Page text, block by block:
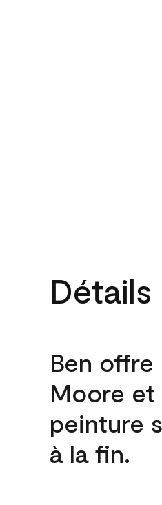
Ben offre
Moore et
peinture
à la fin.